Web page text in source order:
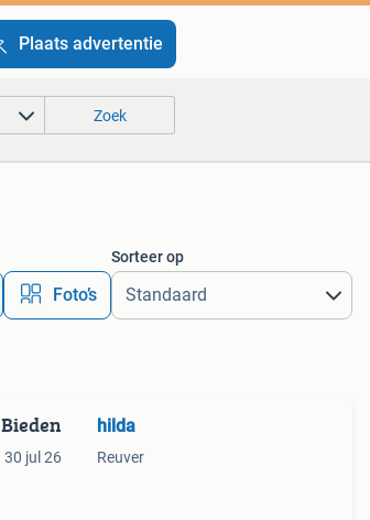
Plaats advertentie
Zoek
Foto’s
Sorteer op
Bieden
30 jul 26
hilda
Reuver